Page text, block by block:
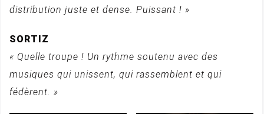
distribution juste et dense. Puissant ! »
SORTIZ
« Quelle troupe ! Un rythme soutenu avec des
musiques qui unissent, qui rassemblent et qui
fédèrent. »